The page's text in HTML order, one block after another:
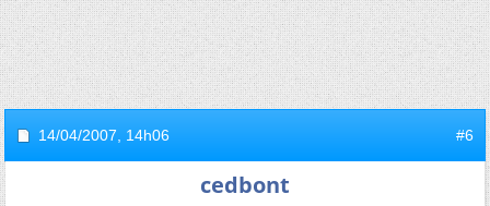
14/04/2007, 14h06 #6
cedbont